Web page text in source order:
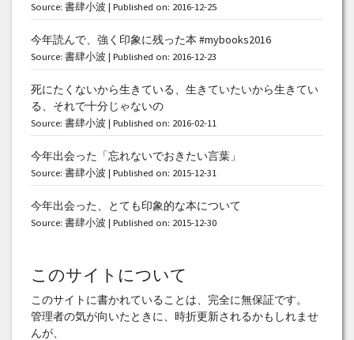
Source: 書肆小波 Published on: 2016-12-25
今年読んで、強く印象に残った本 #mybooks2016
Source: 書肆小波 Published on: 2016-12-23
死にたくないから生きている、生きていたいから生きてい
る、それで十分じゃないの
Source: 書肆小波 Published on: 2016-02-11
今年出会った「忘れないでおきたい言葉」
Source: 書肆小波 Published on: 2015-12-31
今年出会った、とても印象的な本について
Source: 書肆小波 Published on: 2015-12-30
このサイトについて
このサイトに書かれていることは、完全に無保証です。
管理者の気が向いたときに、時折更新されるかもしれませ
んが、